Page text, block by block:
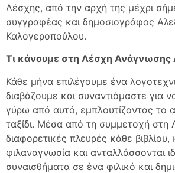
Λέσχης, από την αρχή της μέχρι
συγγραφέας και δημοσιογράφος
Καλογεροπούλου.
Τι κάνουμε στη Λέσχη Ανάγνωσης
Κάθε μήνα επιλέγουμε ένα
διαβάζουμε και συναντιόμαστε για
γύρω από αυτό, εμπλουτίζοντας το
ταξίδι. Μέσα από τη συμμετοχή στη
διαφορετικές πλευρές κάθε βιβλίου,
φιλαναγνωσία και ανταλλάσσονται
συναισθήματα σε ένα φιλικό και